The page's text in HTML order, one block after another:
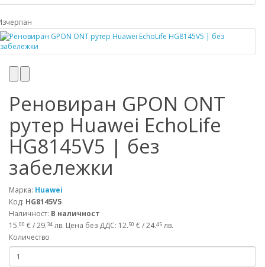
Реновиран GPON ONT
рутер Huawei EchoLife
HG8145V5 | без
забележки
Марка: Huawei
Код: HG8145V5
Наличност: В наличност
15.00 € / 29.34 лв. Цена без ДДС: 12.50 € / 24.45 лв.
Количество